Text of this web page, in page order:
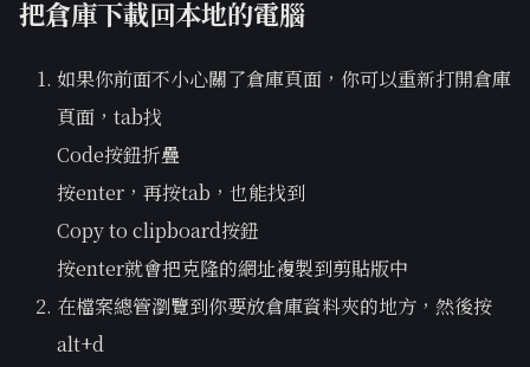
把倉庫下載回本地的電腦
如果你前面不小心關了倉庫頁面，你可以重新打開倉庫
頁面，tab找
Code按鈕折疊
按enter，再按tab，也能找到
Copy to clipboard按鈕
按enter就會把克隆的網址複製到剪貼版中
在檔案總管瀏覽到你要放倉庫資料夾的地方，然後按
alt+d